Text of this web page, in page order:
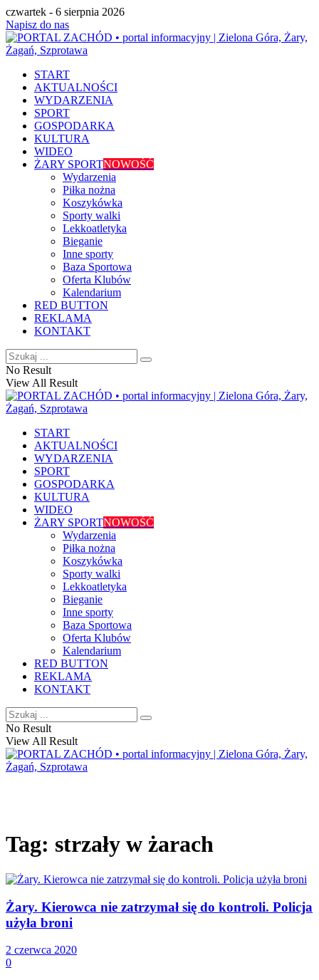
czwartek - 6 sierpnia 2026
Napisz do nas
START
AKTUALNOŚCI
WYDARZENIA
SPORT
GOSPODARKA
KULTURA
WIDEO
ŻARY SPORTNOWOŚĆ
Wydarzenia
Piłka nożna
Koszykówka
Sporty walki
Lekkoatletyka
Bieganie
Inne sporty
Baza Sportowa
Oferta Klubów
Kalendarium
RED BUTTON
REKLAMA
KONTAKT
No Result
View All Result
START
AKTUALNOŚCI
WYDARZENIA
SPORT
GOSPODARKA
KULTURA
WIDEO
ŻARY SPORTNOWOŚĆ
Wydarzenia
Piłka nożna
Koszykówka
Sporty walki
Lekkoatletyka
Bieganie
Inne sporty
Baza Sportowa
Oferta Klubów
Kalendarium
RED BUTTON
REKLAMA
KONTAKT
No Result
View All Result
Tag: strzały w żarach
Żary. Kierowca nie zatrzymał się do kontroli. Policja
użyła broni
2 czerwca 2020
0